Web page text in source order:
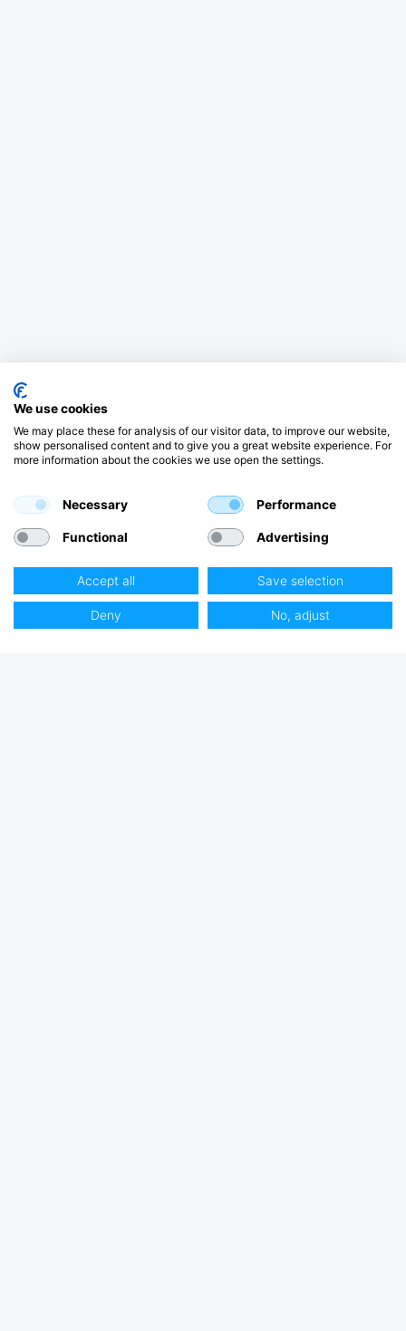
We use cookies
We may place these for analysis of our visitor data, to improve our website,
show personalised content and to give you a great website experience. For
more information about the cookies we use open the settings.
Necessary Performance
Functional Advertising
Accept all Save selection
Deny No, adjust